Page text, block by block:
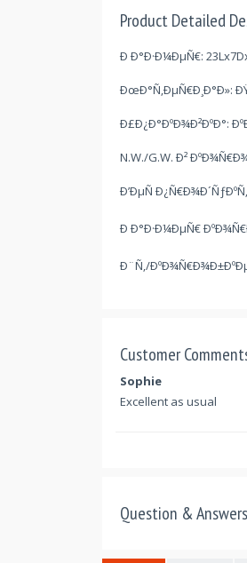
Product Detailed
Ð Ð°Ð·Ð¼ÐµÑ€:
ÐœÐ°Ñ‚ÐµÑ€Ð¸Ð°Ð»:
Ð£Ð¿Ð°ÐºÐ¾Ð²ÐºÐ°:
N.W./G.W. Ð²
Ð’ÐµÑ
Ð Ð°Ð·Ð¼ÐµÑ€
Ð¨Ñ‚/
Customer
Sophie
Excellent as usual
Question & Answers